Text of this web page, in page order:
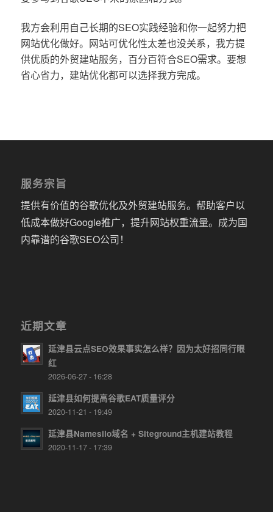
我方会利用自己长期的SEO实践经验和你一起努力把
网站优化做好。网站可优化性太差也没关系，我方提
供优质的外贸建站服务，百分百符合SEO需求。要想
省心省力，建站优化都可以选择我方完成。
服务宗旨
提供有价值的谷歌优化及外贸建站服务。帮助客户以
低成本做好Google推广，提升网站权重流量。成为国
内靠谱的谷歌SEO公司！
近期文章
延津县云点SEO效果事实怎么样？因为太好招同行眼
红
2026-06-27 - 16:28
延津县如何提高谷歌EAT质量评分
2020-11-21 - 19:49
延津县Namesilo域名 + Siteground主机建站教程
2020-11-17 - 17:39